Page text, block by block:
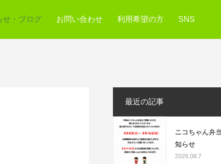
せ・ブログ お問い合わせ 利用希望の方 SNS
最近の記事
ニコちゃん弁
知らせ
2026.08.7